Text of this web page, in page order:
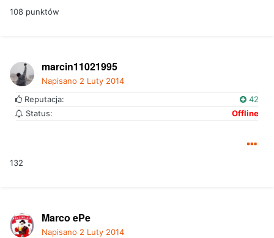
108 punktów
marcin11021995
Napisano 2 Luty 2014
Reputacja:
42
Status:
Offline
132
Marco ePe
Napisano 2 Luty 2014